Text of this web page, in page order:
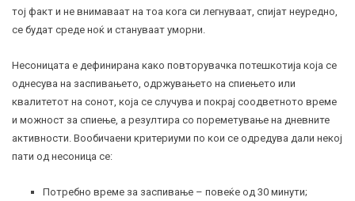
тој факт и не внимаваат на тоа кога си легнуваат, спијат неуредно,
се будат среде ноќ и стануваат уморни.
Несоницата е дефинирана како повторувачка потешкотија која се
однесува на заспивањето, одржувањето на спиењето или
квалитетот на сонот, која се случува и покрај соодветното време
и можност за спиење, а резултира со пореметување на дневните
активности. Вообичаени критериуми по кои се одредува дали некој
пати од несоница се:
Потребно време за заспивање – повеќе од 30 минути;